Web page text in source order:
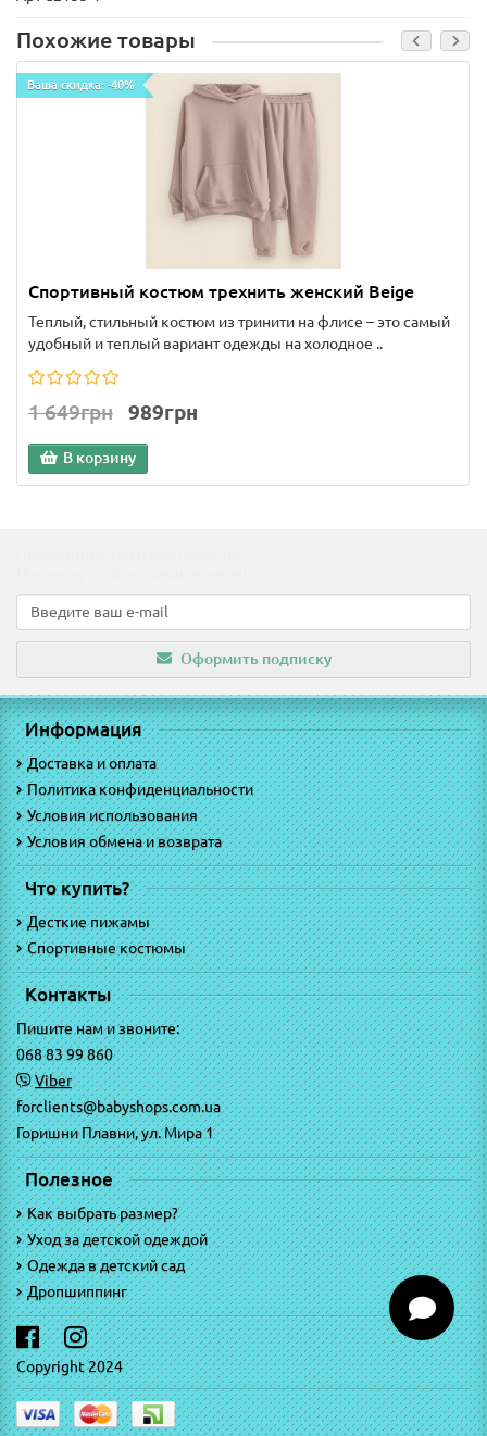
Похожие товары
Ваша скидка: -40%
Спортивный костюм трехнить женский Beige
Теплый, стильный костюм из тринити на флисе – это самый
удобный и теплый вариант одежды на холодное ..
1 649грн 989грн
В корзину
Оформить подписку
Информация
Доставка и оплата
Политика конфиденциальности
Условия использования
Условия обмена и возврата
Что купить?
Десткие пижамы
Спортивные костюмы
Контакты
Пишите нам и звоните:
068 83 99 860
Viber
forclients@babyshops.com.ua
Горишни Плавни, ул. Мира 1
Полезное
Как выбрать размер?
Уход за детской одеждой
Одежда в детский сад
Дропшиппинг
Copyright 2024